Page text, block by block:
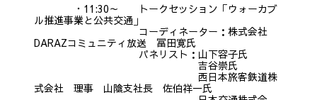
・11:30～ トークセッション「ウォーカブ
ル推進事業と公共交通」
コーディネーター：株式会社
DARAZコミュニティ放送 冨田寛氏
パネリスト：山下容子氏
吉谷崇氏
西日本旅客鉄道株
式会社 理事 山陰支社長 佐伯祥一氏